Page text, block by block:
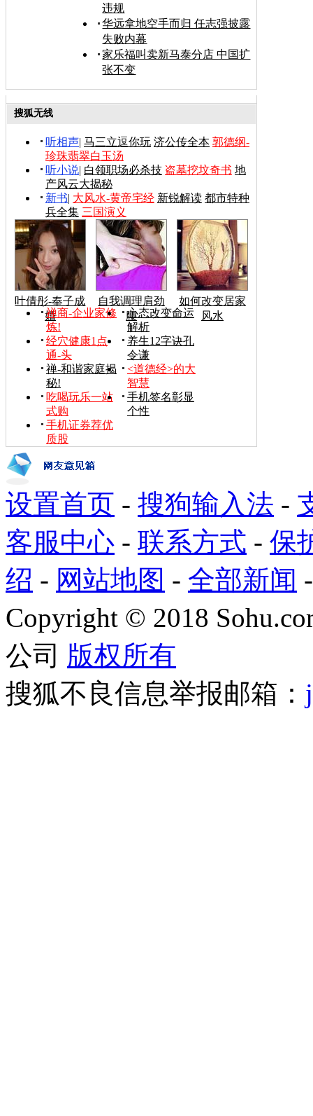
违规
华远拿地空手而归 任志强披露
失败内幕
家乐福叫卖新马泰分店 中国扩
张不变
搜狐无线
听相声| 马三立逗你玩 济公传全本 郭德纲-
珍珠翡翠白玉汤
听小说| 白领职场必杀技 盗墓挖坟奇书 地
产风云大揭秘
新书| 大风水-黄帝宅经 新锐解读 都市特种
兵全集 三国演义
叶倩彤-奉子成
婚
自我调理肩劲
腰
如何改变居家
风水
禅商-企业家修
炼!
心态改变命运
解析
经穴健康1点
通-头
养生12字诀孔
令谦
禅-和谐家庭揭
秘!
<道德经>的大
智慧
吃喝玩乐一站
式购
手机签名彰显
个性
手机证券荐优
质股
设置首页 - 搜狗输入法 -
客服中心 - 联系方式 - 保
绍 - 网站地图 - 全部新闻
Copyright © 2018
公司 版权所有
搜狐不良信息举报邮箱：